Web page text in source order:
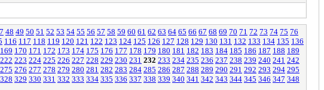
48 49 50 51 52 53 54 55 56 57 58 59 60 61 62 63 64 65 66 67 68 69 70 71 72 73 74 75 76
116 117 118 119 120 121 122 123 124 125 126 127 128 129 130 131 132 133 134 135 136
169 170 171 172 173 174 175 176 177 178 179 180 181 182 183 184 185 186 187 188 189
222 223 224 225 226 227 228 229 230 231 232 233 234 235 236 237 238 239 240 241 242
275 276 277 278 279 280 281 282 283 284 285 286 287 288 289 290 291 292 293 294 295
328 329 330 331 332 333 334 335 336 337 338 339 340 341 342 343 344 345 346 347 348